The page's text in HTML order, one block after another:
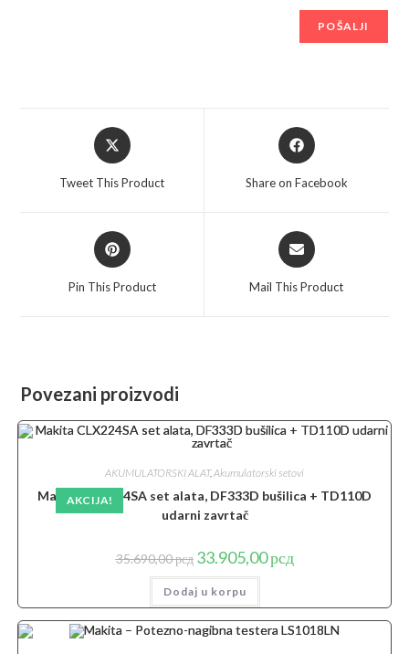
Opens
in
Tweet This Product
Opens
in
Share on Facebook
Opens
in
Pin This Product
Opens
in
Mail This Product
Povezani proizvodi
AKCIJA!
AKUMULATORSKI ALAT,Akumulatorski setovi
Makita CLX224SA set alata, DF333D bušilica + TD110D
udarni zavrtač
35.690,00рсд Originalna
cena
je
bila:
35.690,00 рсд.
33.905,00рсдTrenutna
cena
Dodaj u korpu